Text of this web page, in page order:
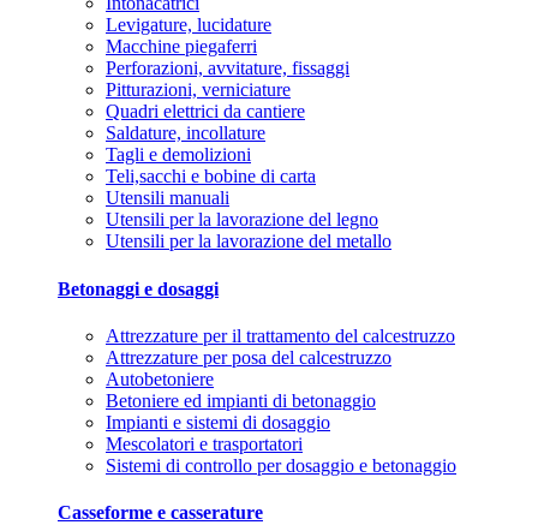
Levigature, lucidature
Macchine piegaferri
Perforazioni, avvitature, fissaggi
Pitturazioni, verniciature
Quadri elettrici da cantiere
Saldature, incollature
Tagli e demolizioni
Teli,sacchi e bobine di carta
Utensili manuali
Utensili per la lavorazione del legno
Utensili per la lavorazione del metallo
Betonaggi e dosaggi
Attrezzature per il trattamento del calcestruzzo
Attrezzature per posa del calcestruzzo
Autobetoniere
Betoniere ed impianti di betonaggio
Impianti e sistemi di dosaggio
Mescolatori e trasportatori
Sistemi di controllo per dosaggio e betonaggio
Casseforme e casserature